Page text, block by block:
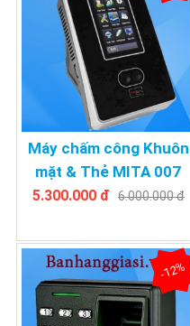
Máy chấm công Khuôn
mặt & Thẻ MITA 007
5.300.000 đ 6.000.000 đ
-12%